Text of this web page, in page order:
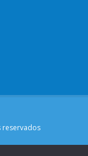
reservados